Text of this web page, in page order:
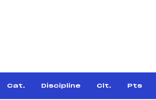
Cat. Discipline Clt. Pts